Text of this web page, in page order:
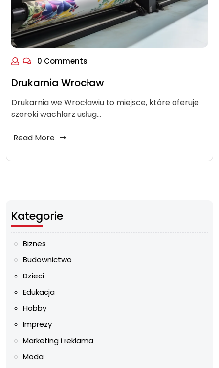
0 Comments
Drukarnia Wrocław
Drukarnia we Wrocławiu to miejsce, które oferuje
szeroki wachlarz usług…
Read More
Kategorie
Biznes
Budownictwo
Dzieci
Edukacja
Hobby
Imprezy
Marketing i reklama
Moda